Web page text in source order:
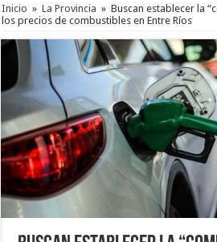
Inicio » La Provincia » Buscan establecer la
los precios de combustibles en Entre Ríos